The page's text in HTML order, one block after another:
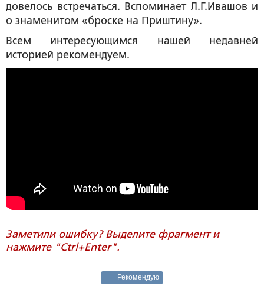
довелось встречаться. Вспоминает Л.Г.Ивашов и
о знаменитом «броске на Приштину».
Всем интересующимся нашей недавней
историей рекомендуем.
Заметили ошибку? Выделите фрагмент и
нажмите "Ctrl+Enter".
Рекомендую